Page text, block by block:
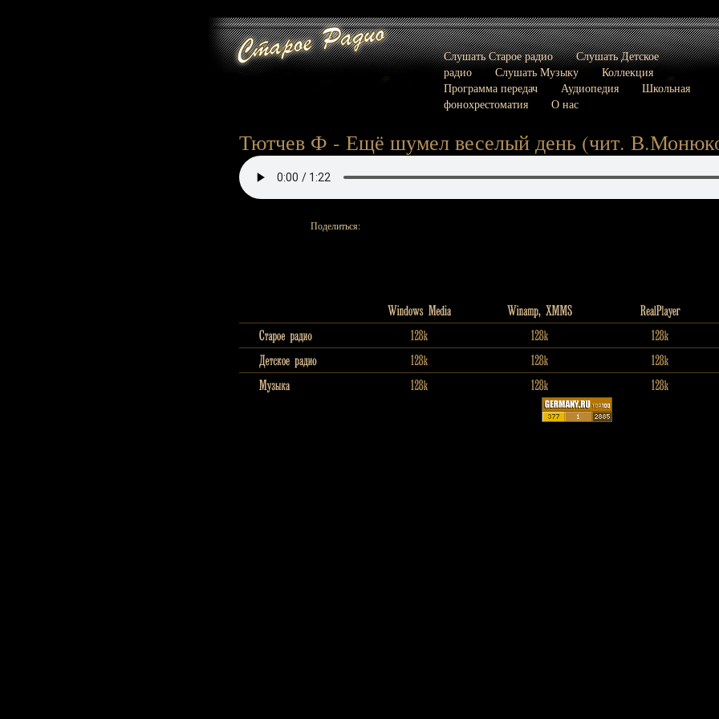
Слушать Старое радио
Слушать Детское
радио
Слушать Музыку
Коллекция
Программа передач
Аудиопедия
Школьная
фонохрестоматия
О нас
Тютчев Ф - Ещё шумел веселый день (чит.
Поделиться: